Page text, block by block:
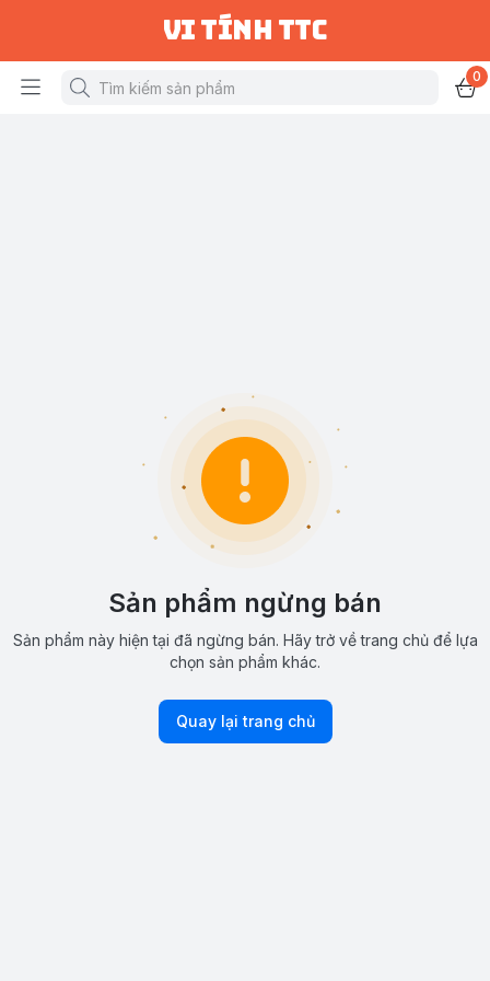
vi tính ttc
0
Sản phẩm ngừng bán
Sản phẩm này hiện tại đã ngừng bán. Hãy trở về trang chủ để lựa
chọn sản phẩm khác.
Quay lại trang chủ